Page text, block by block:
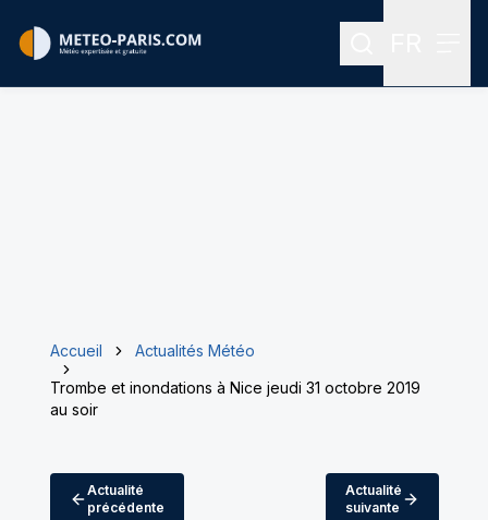
Rechercher
Accueil
Actualités Météo
Trombe et inondations à Nice jeudi 31 octobre 2019
au soir
Actualité
précédente
Actualité
suivante